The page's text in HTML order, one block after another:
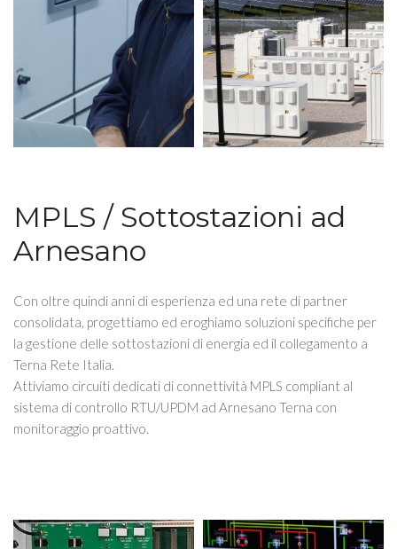
MPLS / Sottostazioni ad
Arnesano
Con oltre quindi anni di esperienza ed una rete di partner
consolidata, progettiamo ed eroghiamo soluzioni specifiche per
la gestione delle sottostazioni di energia ed il collegamento a
Terna Rete Italia.
Attiviamo circuiti dedicati di connettività MPLS compliant al
sistema di controllo RTU/UPDM ad Arnesano Terna con
monitoraggio proattivo.